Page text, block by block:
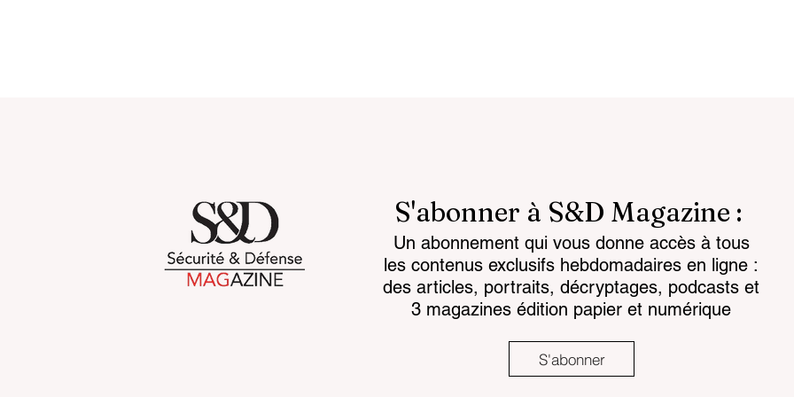
Customs 2030: a new era
Cognitive battlespace the
CCP's war for the mind
Chemical regulations:
challenge facing land-
based armaments
S'abonner à S&D Magazine :
Un abonnement qui vous donne accès à tous
les contenus exclusifs hebdomadaires en ligne :
des articles, portraits, décryptages, podcasts et
3 magazines édition papier et numérique
S'abonner